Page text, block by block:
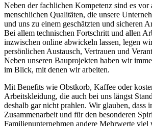
Neben der fachlichen Kompetenz sind es vor
menschlichen Qualitäten, die unsere
und uns zu einem geschätzten und sicheren
Bei allem technischen Fortschritt und allen
inzwischen online abwickeln lassen, legen
persönlichen Austausch, Vertrauen und
Neben unseren Bauprojekten haben wir
im Blick, mit denen wir arbeiten.
Mit Benefits wie Obstkorb, Kaffee oder
Arbeitskleidung, die auch bei uns längst
deshalb gar nicht prahlen. Wir glauben, dass
Zusammenarbeit und für den besonderen
Familienunternehmen andere Mehrwerte viel